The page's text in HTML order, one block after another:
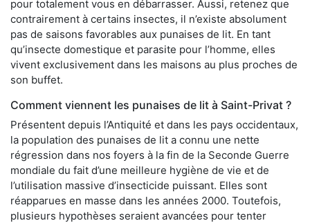
pour totalement vous en débarrasser. Aussi, retenez que
contrairement à certains insectes, il n’existe absolument
pas de saisons favorables aux punaises de lit. En tant
qu’insecte domestique et parasite pour l’homme, elles
vivent exclusivement dans les maisons au plus proches de
son buffet.
Comment viennent les punaises de lit à Saint-Privat ?
Présentent depuis l’Antiquité et dans les pays occidentaux,
la population des punaises de lit a connu une nette
régression dans nos foyers à la fin de la Seconde Guerre
mondiale du fait d’une meilleure hygiène de vie et de
l’utilisation massive d’insecticide puissant. Elles sont
réapparues en masse dans les années 2000. Toutefois,
plusieurs hypothèses seraient avancées pour tenter